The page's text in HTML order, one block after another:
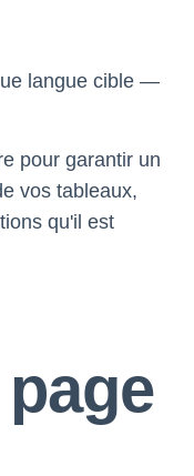
langue cible —
pour garantir un
vos tableaux,
qu'il est